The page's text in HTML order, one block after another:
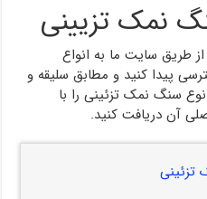
نمک تزیینی
طریق سایت ما به انواع
پیدا کنید و مطابق سلیقه و
سنگ نمک تزئینی را با
آن دریافت کنید.